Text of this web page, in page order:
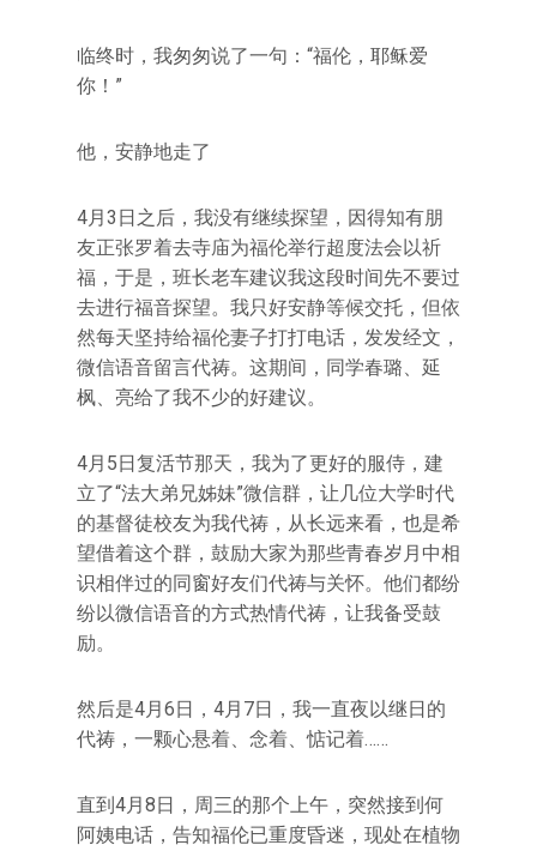
临终时，我匆匆说了一句：“福伦，耶稣爱
你！”
他，安静地走了
4月3日之后，我没有继续探望，因得知有朋
友正张罗着去寺庙为福伦举行超度法会以祈
福，于是，班长老车建议我这段时间先不要过
去进行福音探望。我只好安静等候交托，但依
然每天坚持给福伦妻子打打电话，发发经文，
微信语音留言代祷。这期间，同学春璐、延
枫、亮给了我不少的好建议。
4月5日复活节那天，我为了更好的服侍，建
立了“法大弟兄姊妹”微信群，让几位大学时代
的基督徒校友为我代祷，从长远来看，也是希
望借着这个群，鼓励大家为那些青春岁月中相
识相伴过的同窗好友们代祷与关怀。他们都纷
纷以微信语音的方式热情代祷，让我备受鼓
励。
然后是4月6日，4月7日，我一直夜以继日的
代祷，一颗心悬着、念着、惦记着……
直到4月8日，周三的那个上午，突然接到何
阿姨电话，告知福伦已重度昏迷，现处在植物